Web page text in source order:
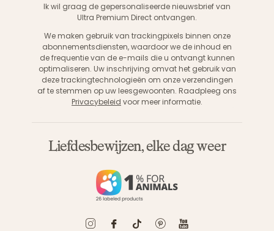
Ik wil graag de gepersonaliseerde nieuwsbrief van
Ultra Premium Direct ontvangen.
We maken gebruik van trackingpixels binnen onze
abonnementsdiensten, waardoor we de inhoud en
de frequentie van de e-mails die u ontvangt kunnen
optimaliseren. Uw inschrijving omvat het gebruik van
deze trackingtechnologieën om onze verzendingen
af te stemmen op uw leesgewoonten. Raadpleeg ons
Privacybeleid voor meer informatie.
Liefdesbewijzen, elke dag weer